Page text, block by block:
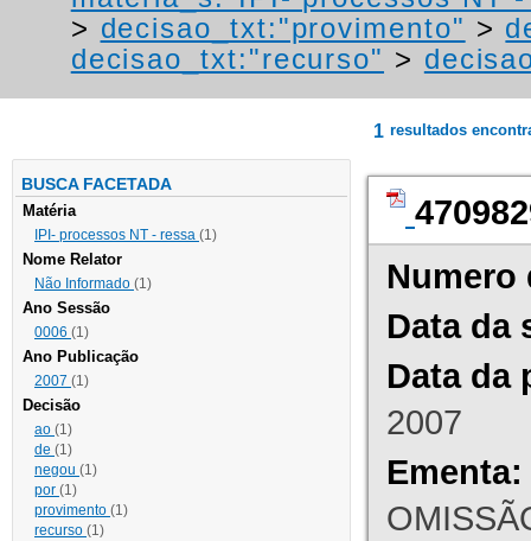
> decisao_txt:"provimento" >
decisao_txt:"recurso" >
BUSCA FACETADA
Matéria
IPI- processos NT - ressa (1)
Nome Relator
Não Informado (1)
Ano Sessão
0006 (1)
Ano Publicação
2007 (1)
Decisão
ao (1)
de (1)
negou (1)
por (1)
provimento (1)
recurso (1)
1 resultados
Numero
Data da
Data da
2007
Ementa: